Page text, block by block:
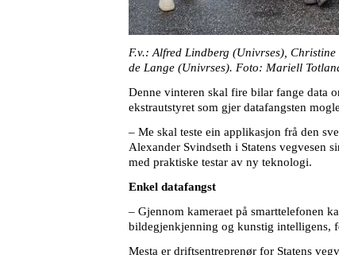
F.v.: Alfred Lindberg (Univrses),
de Lange (Univrses). Foto: Mariell
Denne vinteren skal fire bilar fange data
ekstrautstyret som gjer datafangsten
– Me skal teste ein applikasjon frå den
Alexander Svindseth i Statens vegvesen
med praktiske testar av ny teknologi.
Enkel datafangst
– Gjennom kameraet på smarttelefonen
bildegjenkjenning og kunstig intelligens,
Mesta er driftsentreprenør for Statens